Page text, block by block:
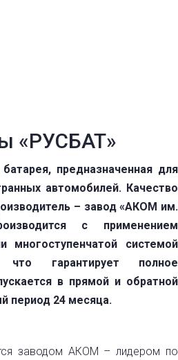
«РУСБАТ»
предназначенная для
автомобилей. Качество
– завод «АКОМ им.
с применением
многоступенчатой системой
что гарантирует полное
в прямой и обратной
период 24 месяца.
заводом АКОМ – лидером по